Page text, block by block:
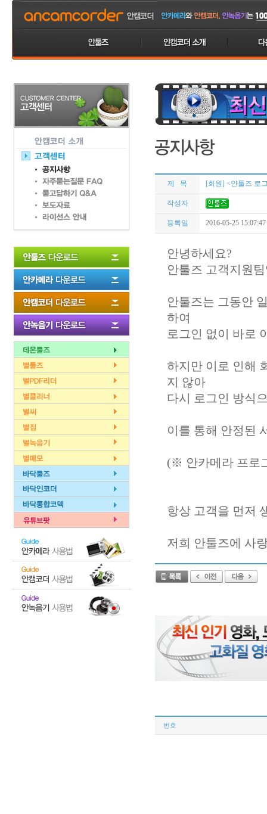
제 목 [회원] <안툴즈 로
작성자
등록일 2016-05-25 15:07:47
안녕하세요?
안툴즈 고객지원
안툴즈는 그동안
하여
로그인 없이 바로
하지만 이로 인해
지 않아
다시 로그인 방식
이를 통해 안정된
(※ 안카메라 프로
항상 고객을 먼저
저희 안툴즈에 사
번호